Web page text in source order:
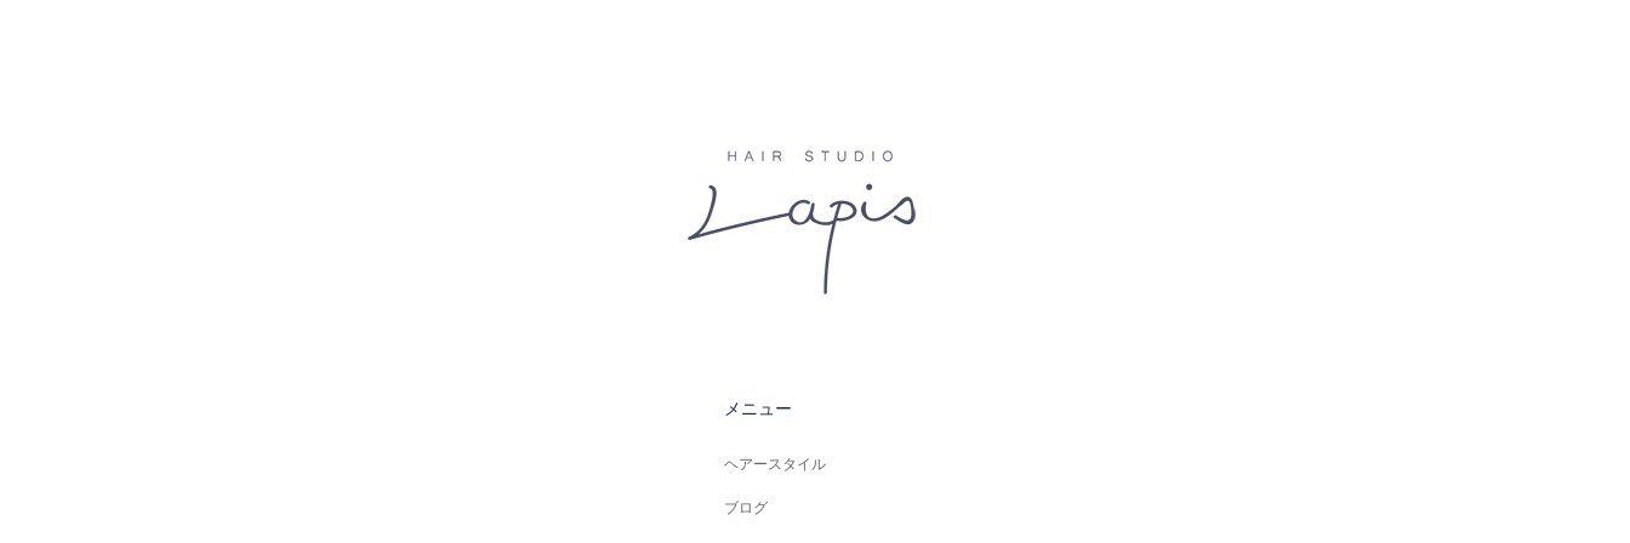
メニュー
ヘアースタイル
ブログ